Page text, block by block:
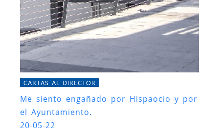
CARTAS AL DIRECTOR
Me siento engañado por Hispaocio y por
el Ayuntamiento.
20-05-22